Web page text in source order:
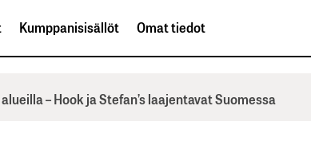
Kumppanisisällöt Omat tiedot
– Hook ja Stefan’s laajentavat Suomessa